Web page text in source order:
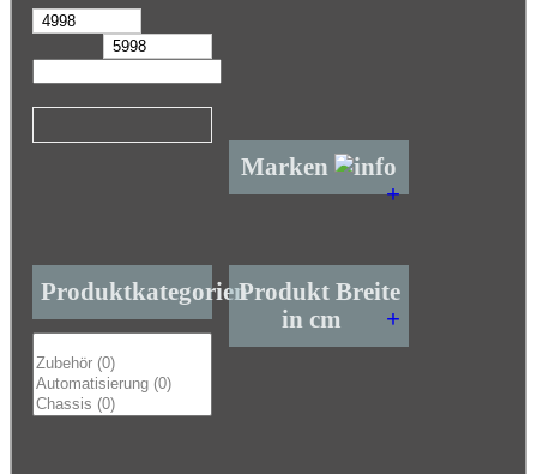
Marken
+
ProduktkategorienProdukt Breite
in cm
+